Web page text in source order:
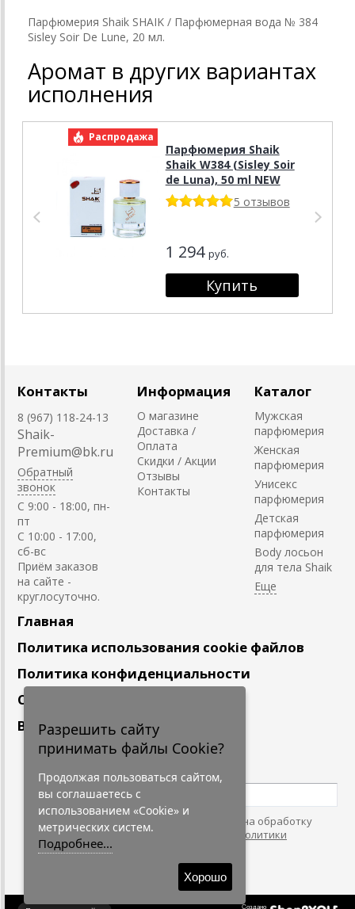
Парфюмерия Shaik SHAIK / Парфюмерная вода № 384
Sisley Soir De Lune, 20 мл.
Аромат в других вариантах
исполнения
Распродажа
Парфюмерия Shaik
Shaik W384 (Sisley Soir
de Luna), 50 ml NEW
5 отзывов
1 294 руб.
Контакты
8 (967) 118-24-13
Shaik-
Premium@bk.ru
Обратный
звонок
C 9:00 - 18:00, пн-
пт
С 10:00 - 17:00,
сб-вс
Приём заказов
на сайте -
круглосуточно.
Информация
О магазине
Доставка /
Оплата
Скидки / Акции
Отзывы
Контакты
Каталог
Мужская
парфюмерия
Женская
парфюмерия
Унисекс
парфюмерия
Детская
парфюмерия
Body лосьон
для тела Shaik
Главная
Политика использования cookie файлов
Политика конфиденциальности
Сотрудничество
Вакансии
Подпишитесь
Нажимая на кнопку, я даю согласие на обработку
персональных данных. С условиями
"Политики
Конфидециальности"
Создано
Разрешить сайту
принимать файлы Cookie?
Продолжая пользоваться сайтом,
вы соглашаетесь с
использованием «Cookie» и
метрических систем.
Подробнее...
Хорошо